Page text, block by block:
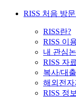
RISS 처음 방
RISS란?
RISS 이
내 관심
RISS 자
복사/대
해외전
RISS 정